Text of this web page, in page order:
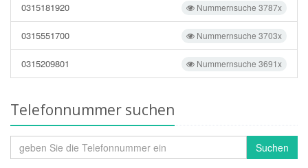
Nummernsuche 3787x
0315181920
Nummernsuche 3703x
0315551700
Nummernsuche 3691x
0315209801
Telefonnummer suchen
Suchen